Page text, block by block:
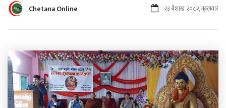
Chetana Online २३ बैशाख २०८२, मङ्गलवार